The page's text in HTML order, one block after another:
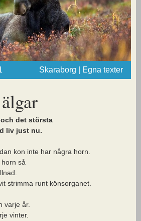
Skaraborg | Egna texter
det största
liv just nu.
kon inte har några horn.
så
strimma runt könsorganet.
varje år.
vinter.